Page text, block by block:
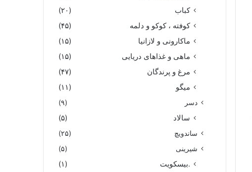
کباب
(۲۰)
کوفته ، کوکو و دلمه
(۴۵)
ماکارونی و لازانیا
(۱۵)
ماهی و غذاهای دریایی
(۱۵)
مرغ و پرندگان
(۴۷)
میگو
(۱۱)
دسر (۹)
سالاد (۵)
ساندویچ
(۲۵)
شیرینی
(۵)
.بیسکویت
(۱)